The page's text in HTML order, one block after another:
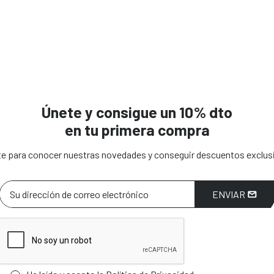
Únete y consigue un 10% dto
en tu primera compra
para conocer nuestras novedades y conseguir descuentos
ENVIAR